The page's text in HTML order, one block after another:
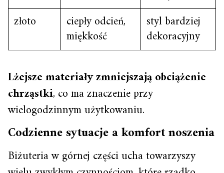
złoto
ciepły odcień,
miękkość
styl bardziej
dekoracyjny
Lżejsze materiały zmniejszają obciążenie
chrząstki, co ma znaczenie przy
wielogodzinnym użytkowaniu.
Codzienne sytuacje a komfort noszenia
Biżuteria w górnej części ucha towarzyszy